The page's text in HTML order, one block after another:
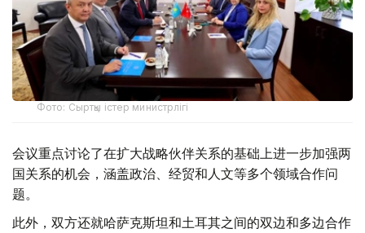
Фото: Сыртқы істер министрлігі
会议重点讨论了在扩大战略伙伴关系的基础上进一步加强两
国关系的机会，涵盖政治、经贸和人文等多个领域合作问
题。
此外，双方还就哈萨克斯坦和土耳其之间的双边和多边合作